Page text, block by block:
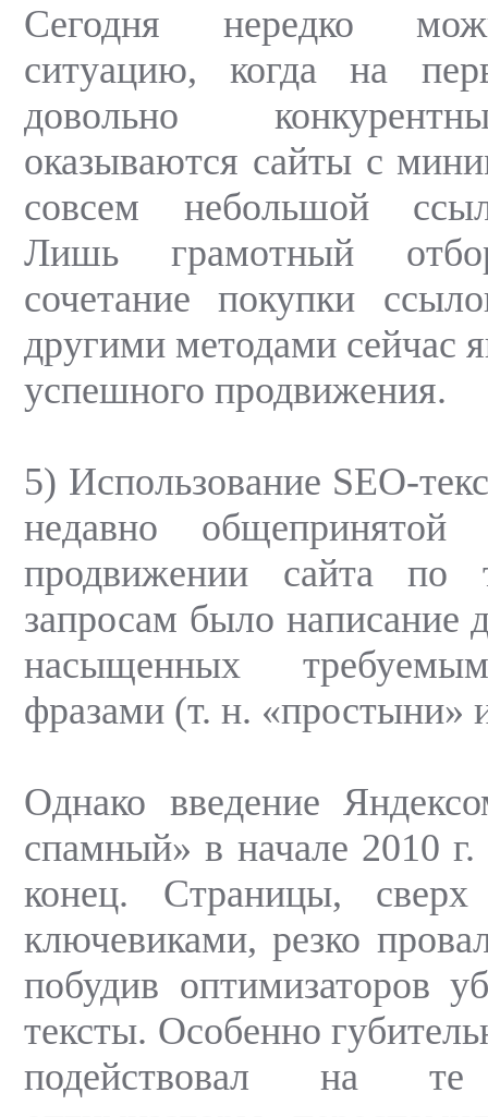
Сегодня нередко
ситуацию, когда на
довольно
оказываются сайты с
совсем небольшой
Лишь грамотный
сочетание покупки
другими методами сейчас
успешного продвижения.
5) Использование SEO-
недавно общепринятой
продвижении сайта
запросам было написание
насыщенных
фразами (т. н. «простыни»
Однако введение
спамный» в начале 2010
конец. Страницы,
ключевиками, резко
побудив оптимизаторов
тексты. Особенно
подействовал на